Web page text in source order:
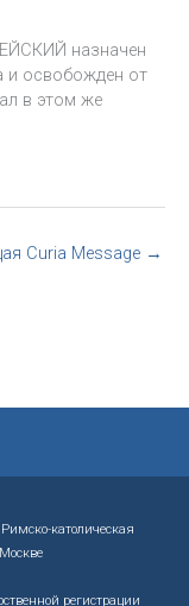
назначен
и освобожден от
в этом же
Curia Message →
католическая
регистрации